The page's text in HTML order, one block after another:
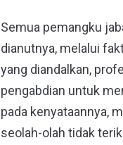
Semua pemangku
dianutnya, melalui
yang diandalkan,
pengabdian untuk
pada kenyataannya,
seolah-olah tidak